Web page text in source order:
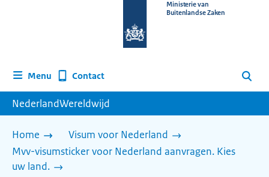
homepage
Ministerie van
Buitenlandse Zaken
Menu Contact Zoeken
NederlandWereldwijd
Home
Visum voor Nederland
Mvv-visumsticker voor Nederland aanvragen. Kies
uw land.